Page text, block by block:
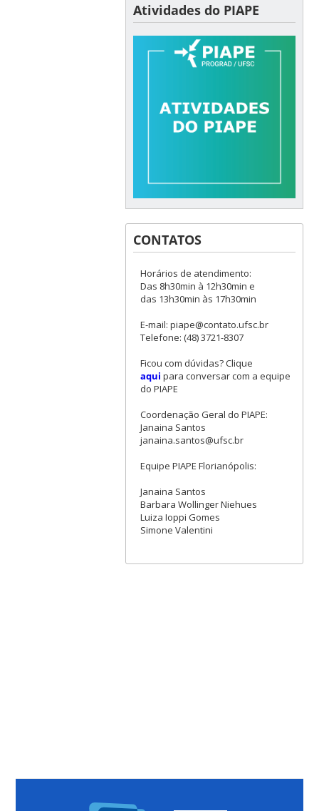
Atividades do PIAPE
CONTATOS
Horários de atendimento:
Das 8h30min à 12h30min e
das 13h30min às 17h30min
E-mail: piape@contato.ufsc.br
Telefone: (48) 3721-8307
Ficou com dúvidas? Clique
aqui para conversar com a equipe
do PIAPE
Coordenação Geral do PIAPE:
Janaina Santos
janaina.santos@ufsc.br
Equipe PIAPE Florianópolis:
Janaina Santos
Barbara Wollinger Niehues
Luiza Ioppi Gomes
Simone Valentini